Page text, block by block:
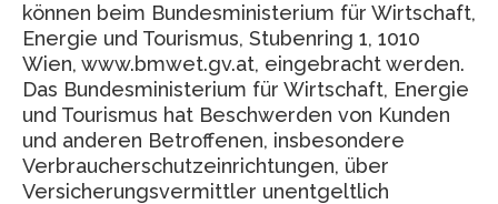
können beim Bundesministerium für Wirtschaft,
Energie und Tourismus, Stubenring 1, 1010
Wien, www.bmwet.gv.at, eingebracht werden.
Das Bundesministerium für Wirtschaft, Energie
und Tourismus hat Beschwerden von Kunden
und anderen Betroffenen, insbesondere
Verbraucherschutzeinrichtungen, über
Versicherungsvermittler unentgeltlich